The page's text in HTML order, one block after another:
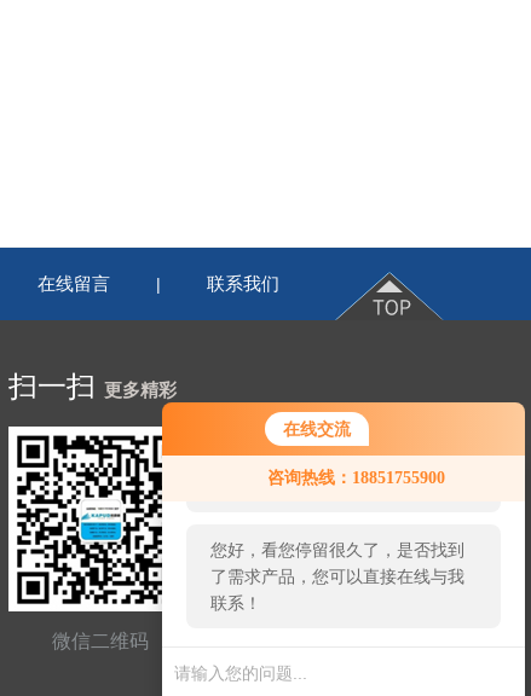
在线交流
咨询热线：18851755900
您好！欢迎前来咨询，很高兴为您
服务，请问您要咨询什么问题呢？
您好，看您停留很久了，是否找到
了需求产品，您可以直接在线与我
联系！
在线留言 | 联系我们
扫一扫 更多精彩
微信二维码